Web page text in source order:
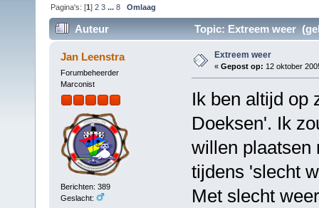
Pagina's: [1]2 3 ...8 Omlaag
Auteur Topic: Extreem weer
Jan Leenstra
Forumbeheerder
Marconist
Berichten: 389
Geslacht:
Extreem weer
« Gepost op: 12 oktober
Ik ben altijd op
Doeksen'. Ik
willen plaatsen
tijdens 'slecht
Met slecht